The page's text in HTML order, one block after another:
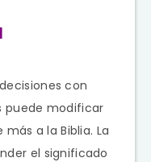
con
puede modificar
a la Biblia. La
el significado